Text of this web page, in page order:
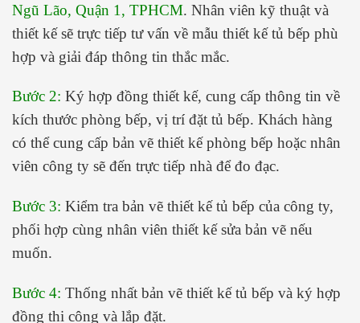
Ngũ Lão, Quận 1, TPHCM. Nhân viên kỹ thuật và
thiết kế sẽ trực tiếp tư vấn về mẫu thiết kế tủ bếp phù
hợp và giải đáp thông tin thắc mắc.
Bước 2: Ký hợp đồng thiết kế, cung cấp thông tin về
kích thước phòng bếp, vị trí đặt tủ bếp. Khách hàng
có thể cung cấp bản vẽ thiết kế phòng bếp hoặc nhân
viên công ty sẽ đến trực tiếp nhà để đo đạc.
Bước 3: Kiểm tra bản vẽ thiết kế tủ bếp của công ty,
phối hợp cùng nhân viên thiết kế sửa bản vẽ nếu
muốn.
Bước 4: Thống nhất bản vẽ thiết kế tủ bếp và ký hợp
đồng thi công và lắp đặt.